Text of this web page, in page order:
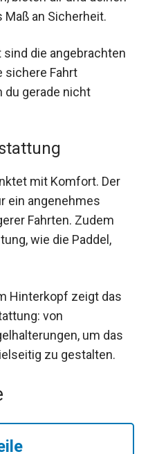
an Sicherheit.
die angebrachten
sichere Fahrt
du gerade nicht
mit Komfort. Der
ein angenehmes
Fahrten. Zudem
wie die Paddel,
Hinterkopf zeigt das
von
um das
zu gestalten.